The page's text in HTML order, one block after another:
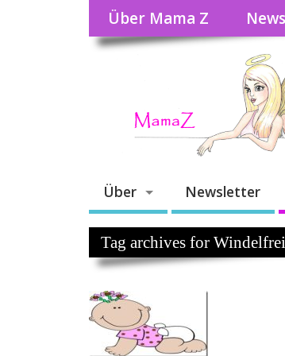
Über Mama Z
Über Newsletter
Tag archives for Windelfrei